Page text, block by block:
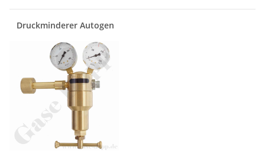
Druckminderer Autogen